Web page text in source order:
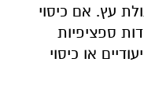
עץ. אם כיסוי
ספציפיות
או כיסוי